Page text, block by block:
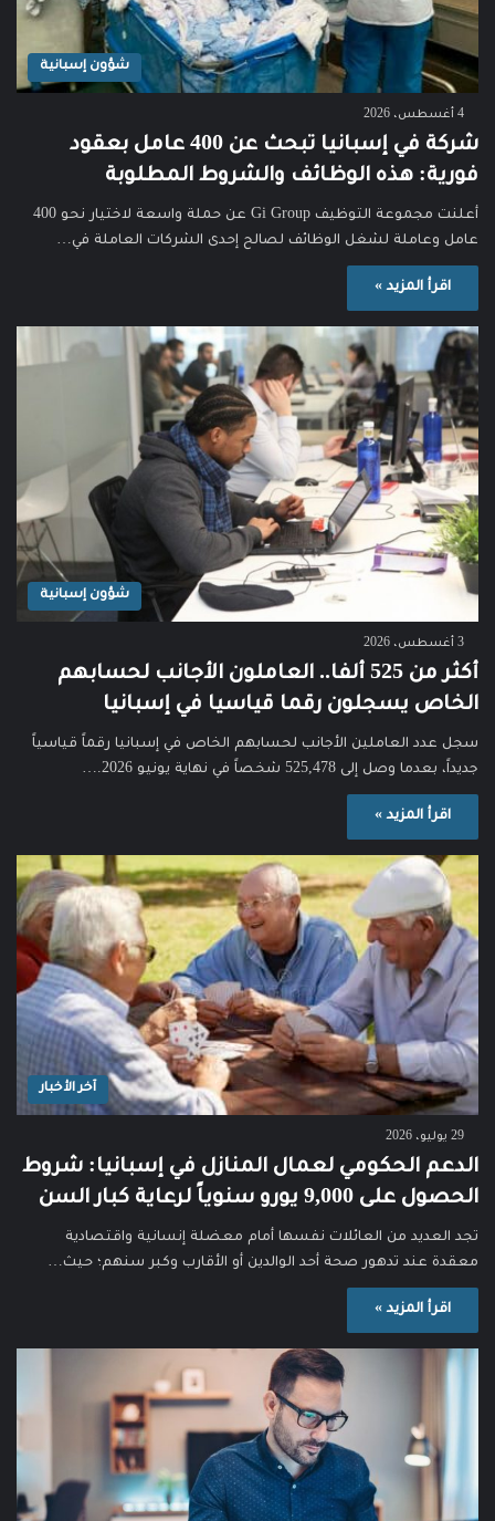
شؤون إسبانية
4 أغسطس، 2026
شركة في إسبانيا تبحث عن 400 عامل بعقود
فورية: هذه الوظائف والشروط المطلوبة
أعلنت مجموعة التوظيف Gi Group عن حملة واسعة لاختيار نحو 400
عامل وعاملة لشغل الوظائف لصالح إحدى الشركات العاملة في…
اقرأ المزيد »
شؤون إسبانية
3 أغسطس، 2026
أكثر من 525 ألفا.. العاملون الأجانب لحسابهم
الخاص يسجلون رقما قياسيا في إسبانيا
سجل عدد العاملين الأجانب لحسابهم الخاص في إسبانيا رقماً قياسياً
جديداً، بعدما وصل إلى 525,478 شخصاً في نهاية يونيو 2026.…
اقرأ المزيد »
آخر الأخبار
29 يوليو، 2026
الدعم الحكومي لعمال المنازل في إسبانيا: شروط
الحصول على 9,000 يورو سنوياً لرعاية كبار السن
تجد العديد من العائلات نفسها أمام معضلة إنسانية واقتصادية
معقدة عند تدهور صحة أحد الوالدين أو الأقارب وكبر سنهم؛ حيث…
اقرأ المزيد »